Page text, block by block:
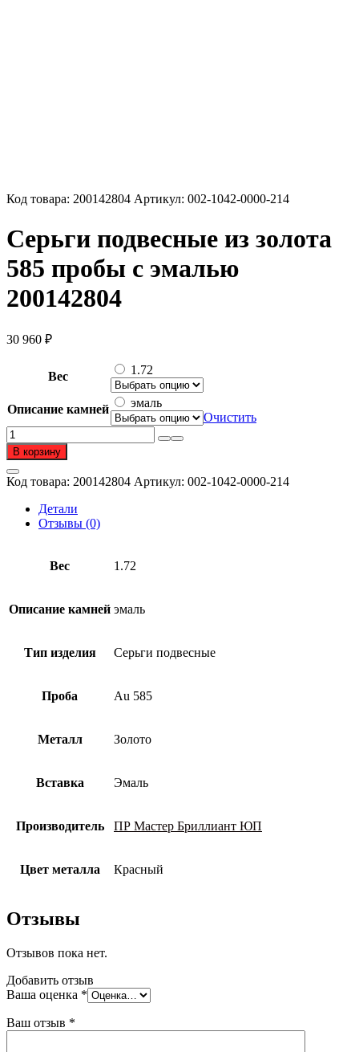
Код товара: 200142804 Артикул: 002-1042-0000-214
Серьги подвесные из золота
585 пробы с эмалью
200142804
30 960 ₽
Вес 1.72
Описание камней
эмаль
Очистить
Количество
товара
Серьги
подвесные
из
золота
пробы
В корзину
Код товара: 200142804 Артикул: 002-1042-0000-214
Детали
Отзывы (0)
Вес 1.72
Описание камней эмаль
Тип изделия Серьги подвесные
Проба Au 585
Металл Золото
Вставка Эмаль
Производитель ПР Мастер Бриллиант ЮП
Цвет металла Красный
Отзывы
Отзывов пока нет.
Добавить отзыв
Ваша оценка *
Ваш отзыв *